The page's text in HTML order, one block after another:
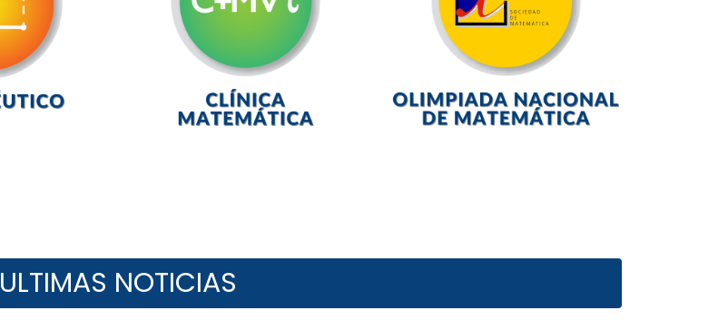
ULTIMAS NOTICIAS